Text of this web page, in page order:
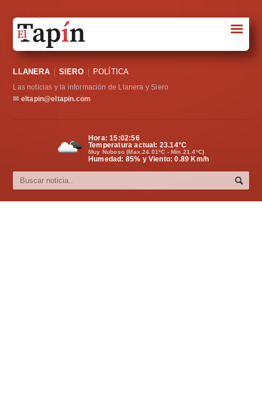
Sociedad
Política
Cultura
☰
LLANERA SIERO POLÍTICA
Las noticias y la información de Llanera y Siero
✉ eltapin@eltapin.com
Hora:15:02:57
Temperatura actual: 23.14°C
Muy Nuboso (Max.24.01ºC - Min.21.4ºC)
Humedad: 85% y Viento: 0.89 Km/h